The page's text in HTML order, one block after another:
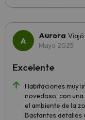
Aurora
Mayo 2025
Habitaciones muy
novedoso, con
el ambiente de la
Bastantes detalles
Excelente